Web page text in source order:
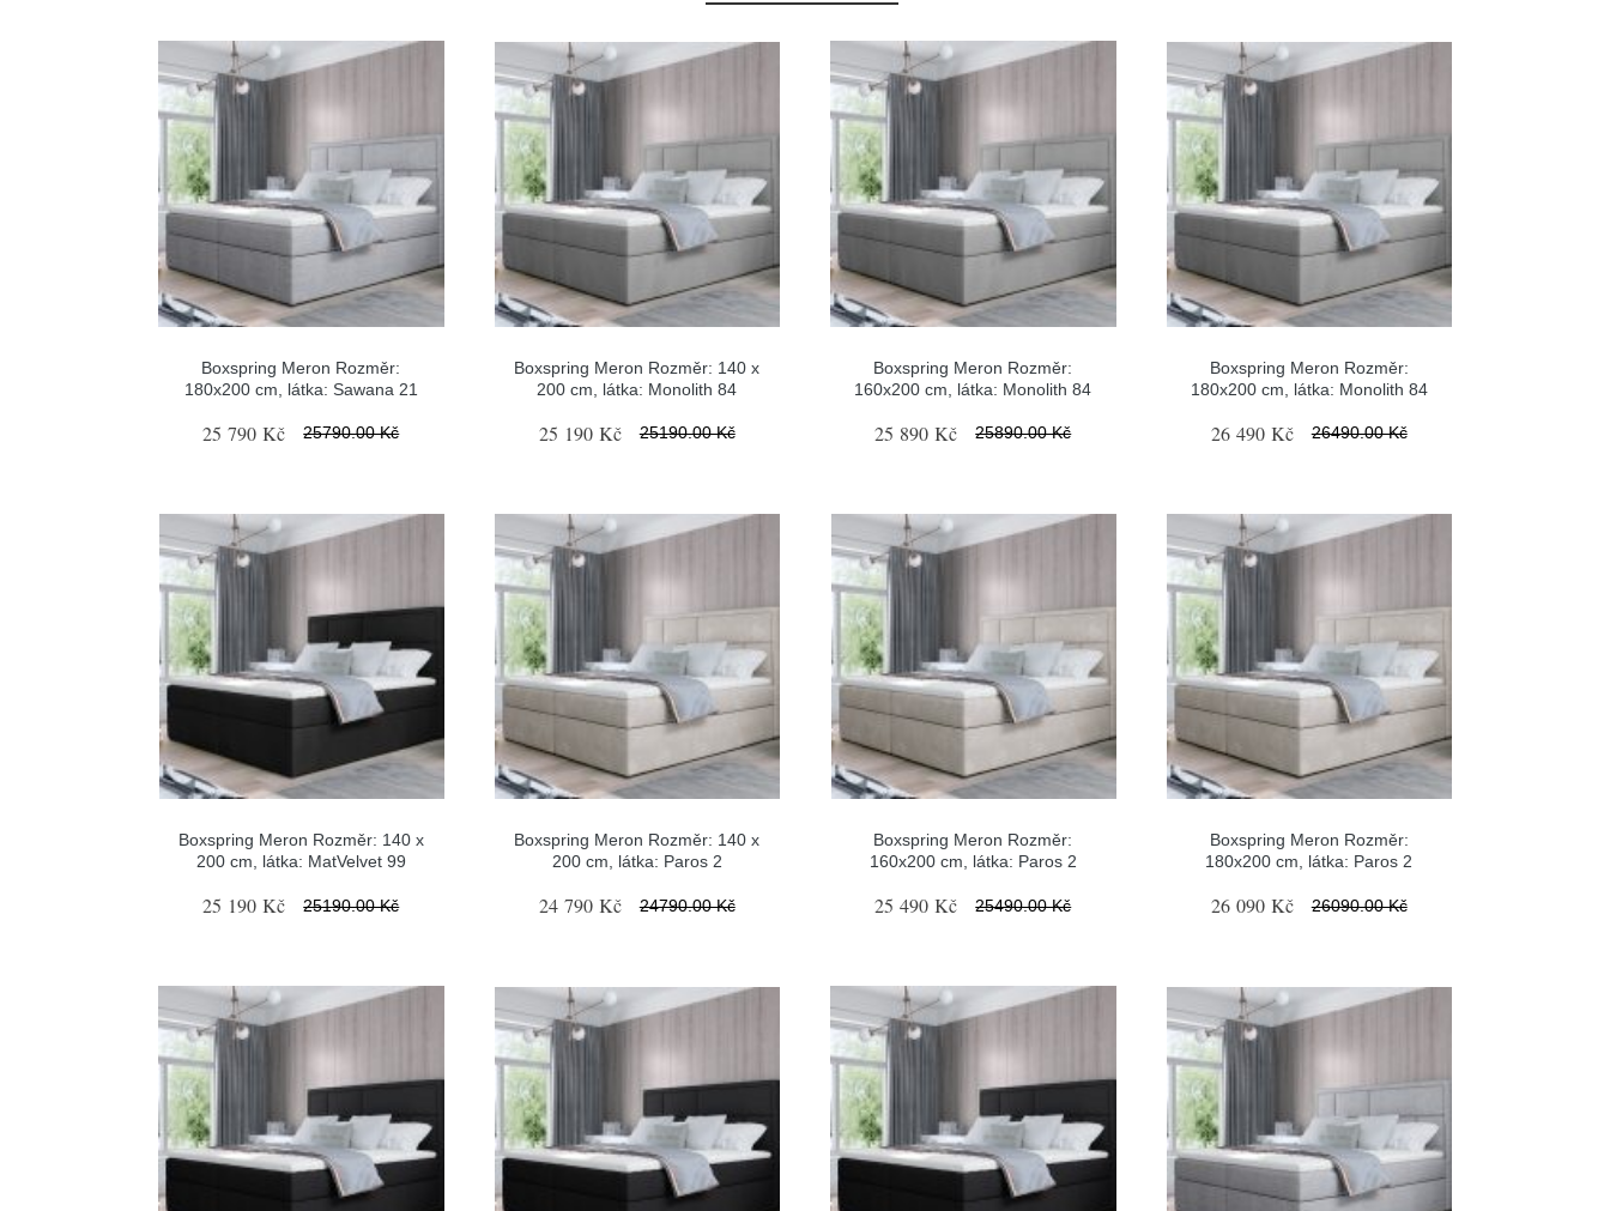
Boxspring Meron Rozměr:
180x200 cm, látka: Sawana 21
25 790 Kč 25790.00 Kč
Boxspring Meron Rozměr: 140 x
200 cm, látka: Monolith 84
25 190 Kč 25190.00 Kč
Boxspring Meron Rozměr:
160x200 cm, látka: Monolith 84
25 890 Kč 25890.00 Kč
Boxspring Meron Rozměr:
180x200 cm, látka: Monolith 84
26 490 Kč 26490.00 Kč
Boxspring Meron Rozměr: 140 x
200 cm, látka: MatVelvet 99
25 190 Kč 25190.00 Kč
Boxspring Meron Rozměr: 140 x
200 cm, látka: Paros 2
24 790 Kč 24790.00 Kč
Boxspring Meron Rozměr:
160x200 cm, látka: Paros 2
25 490 Kč 25490.00 Kč
Boxspring Meron Rozměr:
180x200 cm, látka: Paros 2
26 090 Kč 26090.00 Kč